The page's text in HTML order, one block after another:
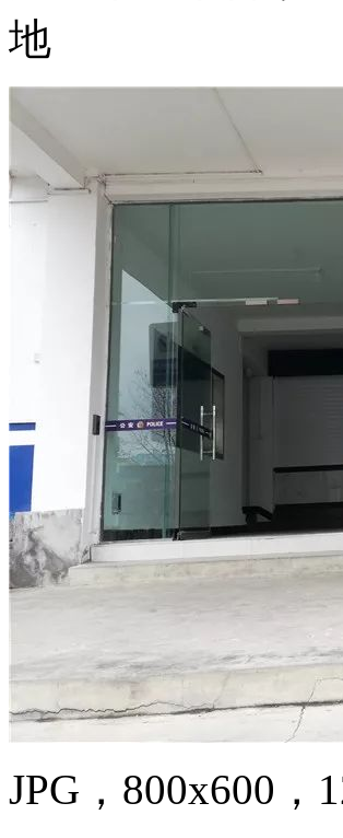
地
JPG，800x600，